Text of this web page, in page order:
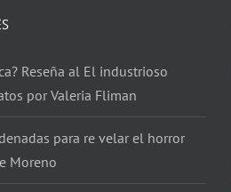
Reseña al El industrioso
por Valeria Fliman
para re velar el horror
Moreno